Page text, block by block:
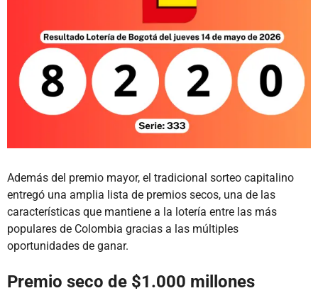
Además del premio mayor, el tradicional sorteo capitalino
entregó una amplia lista de premios secos, una de las
características que mantiene a la lotería entre las más
populares de Colombia gracias a las múltiples
oportunidades de ganar.
Premio seco de $1.000 millones